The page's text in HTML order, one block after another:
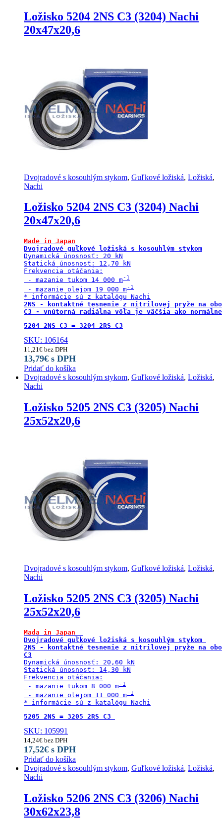
Ložisko 5204 2NS C3 (3204) Nachi
20x47x20,6
Dvojradové s kosouhlým stykom, Guľkové ložiská, Ložiská,
Nachi
Ložisko 5204 2NS C3 (3204) Nachi
20x47x20,6
Made in Japan
Dvojradové guľkové ložiská s kosouhlým stykom
Dynamická únosnosť: 20 kN
Statická únosnosť: 12,70 kN
Frekvencia otáčania:
- mazanie tukom 14 000 m
- mazanie olejom 19 000 m
2NS - kontaktné tesnenie z nitrilovej pryže na
C3 - vnútorná radiálna vôľa je väčšia ako normálne
5204 2NS C3 = 3204 2RS C3
SKU: 106164
11,21€ bez DPH
13,79€ s DPH
Pridať do košíka
Dvojradové s kosouhlým stykom, Guľkové ložiská, Ložiská,
Nachi
Ložisko 5205 2NS C3 (3205) Nachi
25x52x20,6
Dvojradové s kosouhlým stykom, Guľkové ložiská, Ložiská,
Nachi
Ložisko 5205 2NS C3 (3205) Nachi
25x52x20,6
Mada in Japan
Dvojradové guľkové ložiská s kosouhlým stykom
2NS - kontaktné tesnenie z nitrilovej pryže na
C3
Dynamická únosnosť: 20,60 kN
Statická únosnosť: 14,30 kN
Frekvencia otáčania:
- mazanie tukom 8 000 m
- mazanie olejom 11 000 m
* informácie sú z katalógu Nachi
5205 2NS = 3205 2RS C3
SKU: 105991
14,24€ bez DPH
17,52€ s DPH
Pridať do košíka
Dvojradové s kosouhlým stykom, Guľkové ložiská, Ložiská,
Nachi
Ložisko 5206 2NS C3 (3206) Nachi
30x62x23,8